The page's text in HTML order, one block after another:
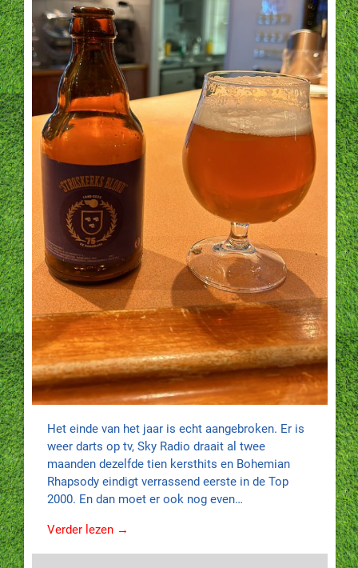
Het einde van het jaar is echt aangebroken. Er is
weer darts op tv, Sky Radio draait al twee
maanden dezelfde tien kersthits en Bohemian
Rhapsody eindigt verrassend eerste in de Top
2000. En dan moet er ook nog even…
Verder lezen →